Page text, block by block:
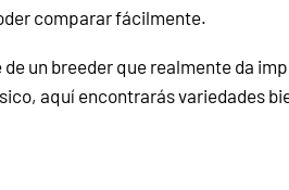
comparar fácilmente.
de un breeder que realmente da
aquí encontrarás variedades